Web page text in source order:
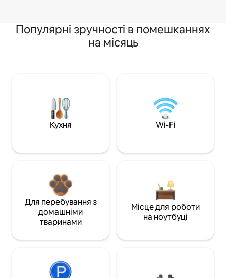
Популярні зручності в помешканнях
на місяць
Кухня Wi-Fi
Для перебування з
домашніми
тваринами
Місце для роботи
на ноутбуці